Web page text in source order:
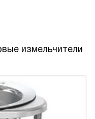
измельчители